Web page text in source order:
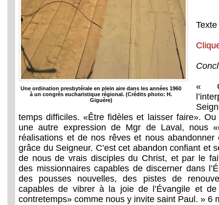
Une ordination presbytérale en plein aire dans les années 1960
à un congrès eucharistique régional. (Crédits photo: H.
Giguère)
«
temps difficiles. «Être fidèles et laisser faire».
une autre expression de Mgr de Laval, nous
réalisations et de nos rêves et nous
grâce du Seigneur. C’est cet abandon confiant et
de nous de vrais disciples du Christ, et par le
des missionnaires capables de discerner dans
des pousses nouvelles, des pistes de
capables de vibrer à la joie de l’Évangile et
contretemps» comme nous y invite saint Paul. » 6